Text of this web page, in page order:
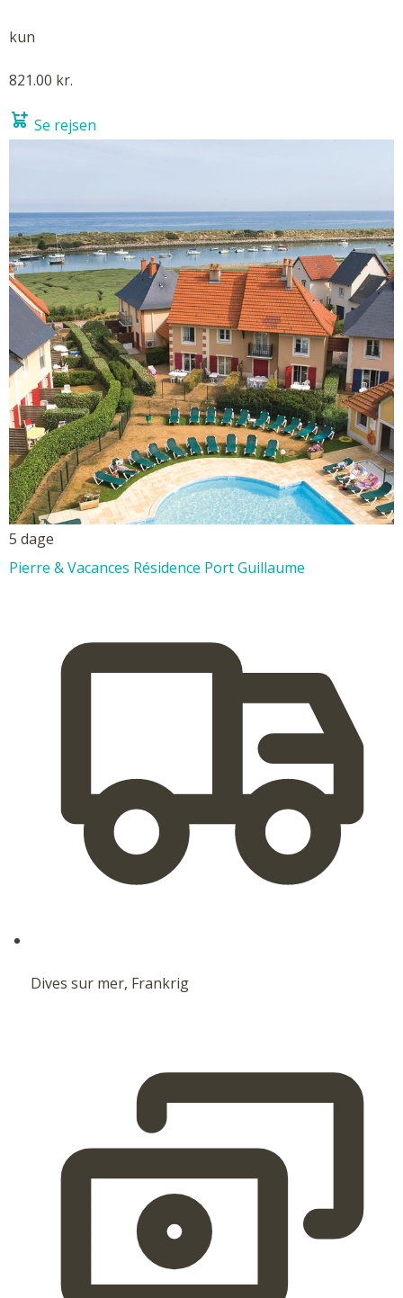
kun
821.00 kr.
Se rejsen
5 dage
Pierre & Vacances Résidence Port Guillaume
Dives sur mer, Frankrig